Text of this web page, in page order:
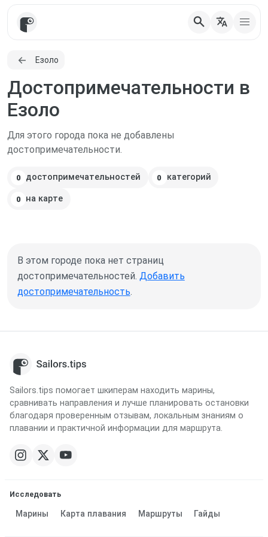
search translate
Езоло
Достопримечательности в
Езоло
Для этого города пока не добавлены
достопримечательности.
0 достопримечательностей 0 категорий
0 на карте
В этом городе пока нет страниц
достопримечательностей. Добавить
достопримечательность.
Sailors.tips помогает шкиперам находить марины,
сравнивать направления и лучше планировать остановки
благодаря проверенным отзывам, локальным знаниям о
плавании и практичной информации для маршрута.
Исследовать
Марины Карта плавания Маршруты Гайды